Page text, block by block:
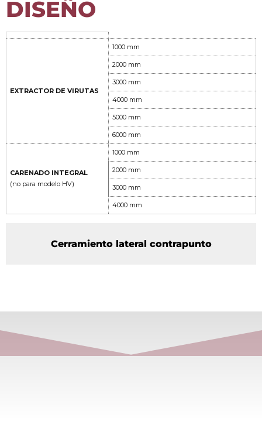
DISEÑO
EXTRACTOR DE VIRUTAS
1000 mm
2000 mm
3000 mm
4000 mm
5000 mm
6000 mm
CARENADO INTEGRAL
(no para modelo HV)
1000 mm
2000 mm
3000 mm
4000 mm
Cerramiento lateral contrapunto